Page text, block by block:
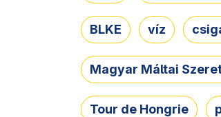
BLKE víz
Magyar Máltai
Tour de Hongrie